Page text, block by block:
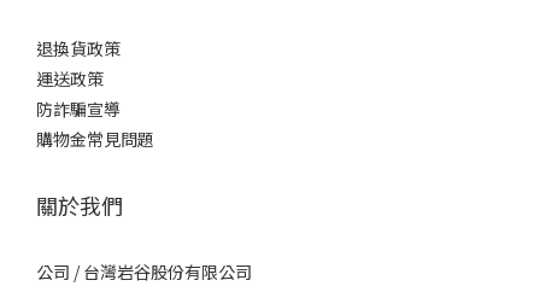
退換貨政策
運送政策
防詐騙宣導
購物金常見問題
關於我們
公司 / 台灣岩谷股份有限公司